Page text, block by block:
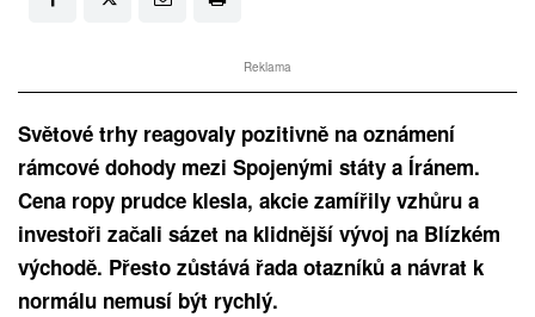
Reklama
Světové trhy reagovaly pozitivně na oznámení
rámcové dohody mezi Spojenými státy a Íránem.
Cena ropy prudce klesla, akcie zamířily vzhůru a
investoři začali sázet na klidnější vývoj na Blízkém
východě. Přesto zůstává řada otazníků a návrat k
normálu nemusí být rychlý.